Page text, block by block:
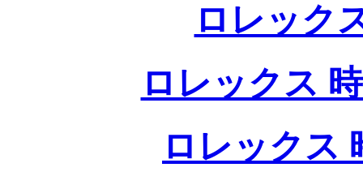
ロレック
ロレックス
ロレックス